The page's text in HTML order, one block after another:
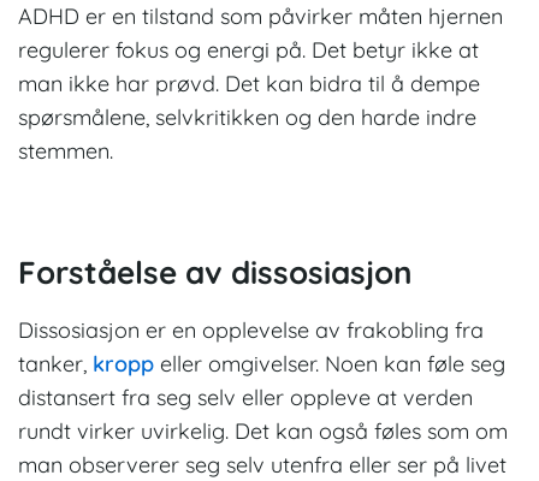
ADHD er en tilstand som påvirker måten hjernen
regulerer fokus og energi på. Det betyr ikke at
man ikke har prøvd. Det kan bidra til å dempe
spørsmålene, selvkritikken og den harde indre
stemmen.
Forståelse av dissosiasjon
Dissosiasjon er en opplevelse av frakobling fra
tanker, kropp eller omgivelser. Noen kan føle seg
distansert fra seg selv eller oppleve at verden
rundt virker uvirkelig. Det kan også føles som om
man observerer seg selv utenfra eller ser på livet